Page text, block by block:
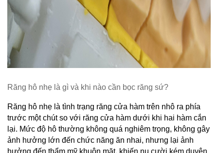
Răng hô nhẹ là gì và khi nào cần bọc răng sứ?
Răng hô nhẹ là tình trạng răng cửa hàm trên nhô ra phía
trước một chút so với răng cửa hàm dưới khi hai hàm cắn
lại. Mức độ hô thường không quá nghiêm trọng, không gây
ảnh hưởng lớn đến chức năng ăn nhai, nhưng lại ảnh